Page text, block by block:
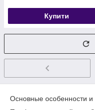
Купити
Основные особенности